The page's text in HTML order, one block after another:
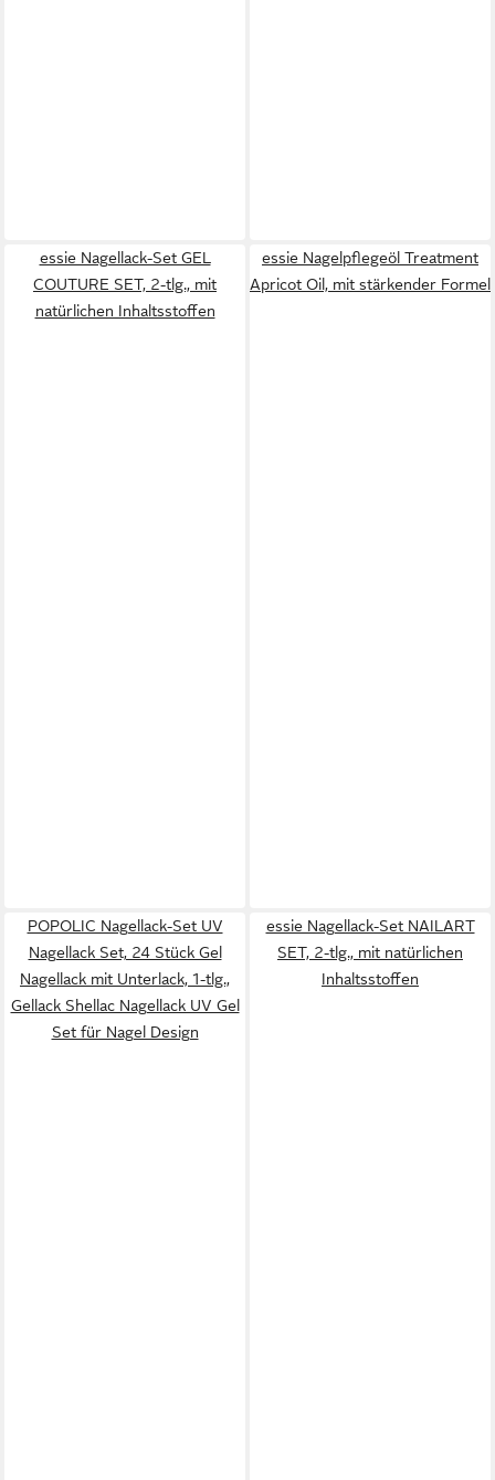
essie Nagellack-Set GEL
COUTURE SET, 2-tlg., mit
natürlichen Inhaltsstoffen
essie Nagelpflegeöl Treatment
Apricot Oil, mit stärkender Formel
POPOLIC Nagellack-Set UV
Nagellack Set, 24 Stück Gel
Nagellack mit Unterlack, 1-tlg.,
Gellack Shellac Nagellack UV Gel
Set für Nagel Design
essie Nagellack-Set NAILART
SET, 2-tlg., mit natürlichen
Inhaltsstoffen